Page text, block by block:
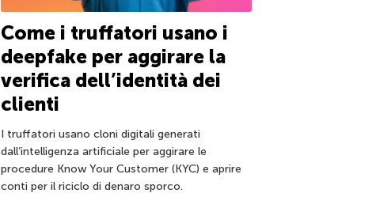
Come i truffatori usano i
deepfake per aggirare la
verifica dell’identità dei
clienti
I truffatori usano cloni digitali generati
dall’intelligenza artificiale per aggirare le
procedure Know Your Customer (KYC) e aprire
conti per il riciclo di denaro sporco.